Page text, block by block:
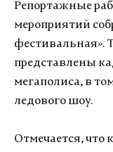
Репортажные
мероприятий
фестивальная».
представлены
мегаполиса, в
ледового шоу.
Отмечается,